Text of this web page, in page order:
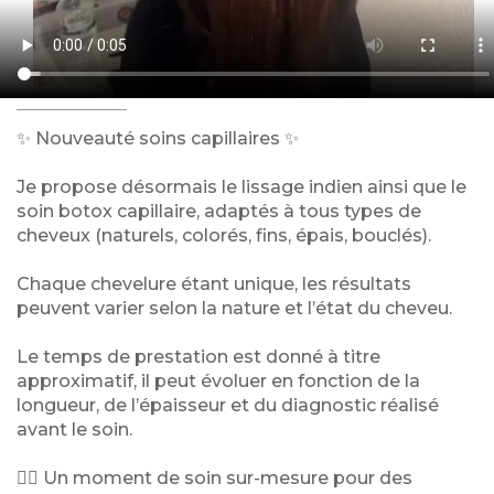
✨ Nouveauté soins capillaires ✨
Je propose désormais le lissage indien ainsi que le
soin botox capillaire, adaptés à tous types de
cheveux (naturels, colorés, fins, épais, bouclés).
Chaque chevelure étant unique, les résultats
peuvent varier selon la nature et l’état du cheveu.
Le temps de prestation est donné à titre
approximatif, il peut évoluer en fonction de la
longueur, de l’épaisseur et du diagnostic réalisé
avant le soin.
💆‍♀️ Un moment de soin sur-mesure pour des